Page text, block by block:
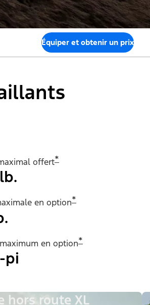
Équiper et obtenir un prix
offert*
en option*
en option*
pi
hors route XL